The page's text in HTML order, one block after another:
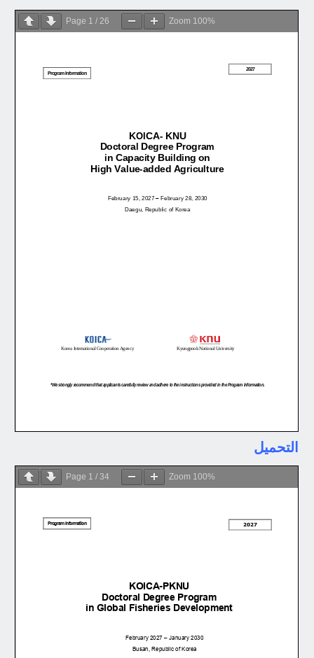
Page 1 / 26 Zoom 100%
التحميل
Page 1 / 34 Zoom 100%